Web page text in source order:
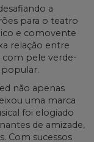
a
para o teatro
e comovente
relação entre
pele verde-
popular.
não apenas
uma marca
foi elogiado
de amizade,
Com sucessos